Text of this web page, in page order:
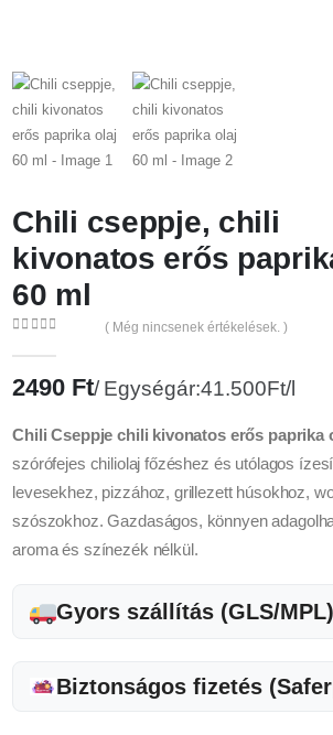
Chili cseppje, chili
kivonatos erős
60 ml
( Még nincsenek értékelések. )
2490 Ft Egységár:41.500Ft/l
Chili Cseppje chili kivonatos erős paprika
szórófejes chiliolaj főzéshez és utólagos
levesekhez, pizzához, grillezett húsokhoz,
szószokhoz. Gazdaságos, könnyen
aroma és színezék nélkül.
Gyors szállítás (GLS/MPL)
Biztonságos fizetés